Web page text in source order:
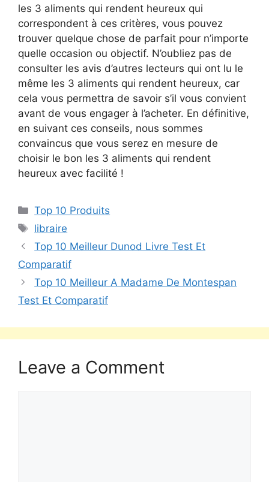
les 3 aliments qui rendent heureux qui
correspondent à ces critères, vous pouvez
trouver quelque chose de parfait pour n’importe
quelle occasion ou objectif. N’oubliez pas de
consulter les avis d’autres lecteurs qui ont lu le
même les 3 aliments qui rendent heureux, car
cela vous permettra de savoir s’il vous convient
avant de vous engager à l’acheter. En définitive,
en suivant ces conseils, nous sommes
convaincus que vous serez en mesure de
choisir le bon les 3 aliments qui rendent
heureux avec facilité !
Top 10 Produits
libraire
Top 10 Meilleur Dunod Livre Test Et
Comparatif
Top 10 Meilleur A Madame De Montespan
Test Et Comparatif
Leave a Comment